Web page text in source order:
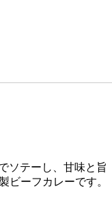
ソテーし、甘味と旨
ビーフカレーです。